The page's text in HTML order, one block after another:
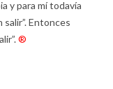
y para mí todavía
Entonces
®